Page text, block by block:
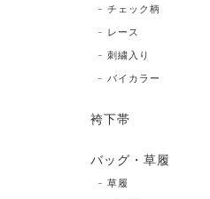
チェック柄
レース
刺繍入り
バイカラー
袴下帯
バッグ・草履
草履